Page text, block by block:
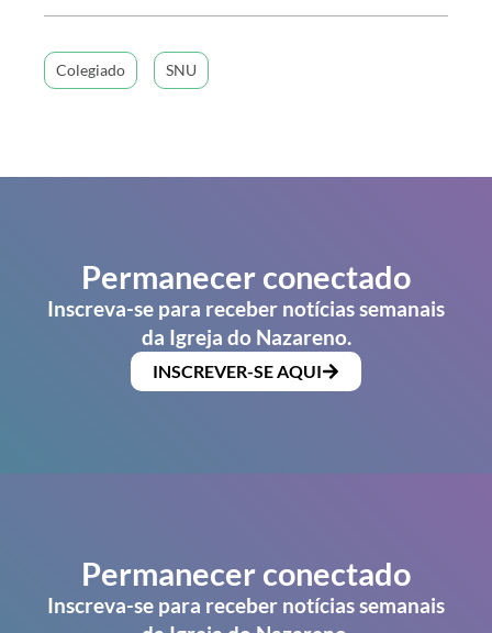
Colegiado SNU
Permanecer conectado
Inscreva-se para receber notícias semanais
da Igreja do Nazareno.
INSCREVER-SE AQUI
Permanecer conectado
Inscreva-se para receber notícias semanais